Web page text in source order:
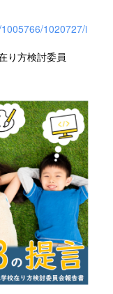
1020727/i
り方検討委員